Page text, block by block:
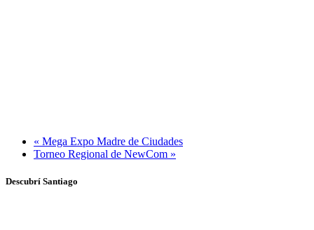
« Mega Expo Madre de Ciudades
Torneo Regional de NewCom »
Descubrí Santiago